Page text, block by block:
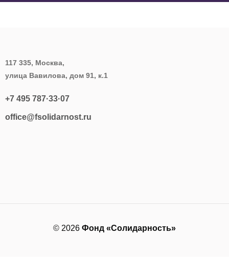
117 335, Москва,
улица Вавилова, дом 91, к.1
+7 495 787·33·07
office@fsolidarnost.ru
© 2026 Фонд «Солидарность»